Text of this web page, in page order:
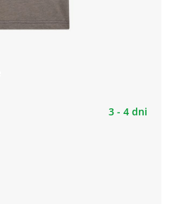
3 - 4 dni